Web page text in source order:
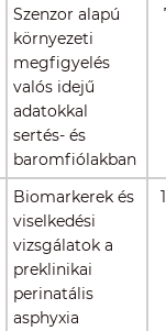
Szenzor alapú
környezeti
megfigyelés
valós idejű
adatokkal
sertés- és
baromfiólakban
Biomarkerek és
viselkedési
vizsgálatok a
preklinikai
perinatális
asphyxia